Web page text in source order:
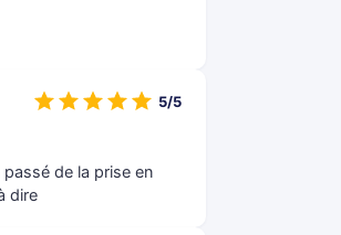
de la prise en
dire
5/5